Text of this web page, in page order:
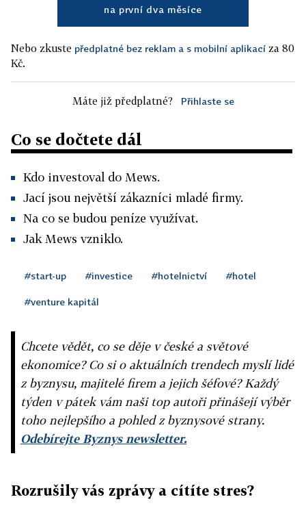
na první dva měsíce
Nebo zkuste předplatné bez reklam a s mobilní aplikací za 80
Kč.
Máte již předplatné? Přihlaste se
Co se dočtete dál
Kdo investoval do Mews.
Jací jsou největší zákazníci mladé firmy.
Na co se budou peníze využívat.
Jak Mews vzniklo.
#start-up #investice #hotelnictví #hotel
#venture kapitál
Chcete vědět, co se děje v české a světové
ekonomice? Co si o aktuálních trendech myslí lidé
z byznysu, majitelé firem a jejich šéfové? Každý
týden v pátek vám naši top autoři přinášejí výběr
toho nejlepšího a pohled z byznysové strany.
Odebírejte Byznys newsletter.
Rozrušily vás zprávy a cítíte stres?